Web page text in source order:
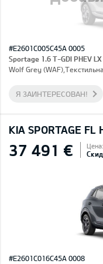
#E2601C005C45A 0005
Sportage 1.6 T-GDI PHEV
Wolf Grey
Я ЗАИНТЕРЕСОВАН!
KIA SPORTAGE FL
37 491 €
#E2601C016C45A 0008